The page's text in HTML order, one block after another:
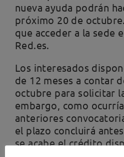
nueva ayuda podrán
próximo 20 de
que acceder a la sede
Red.es.
Los interesados
de 12 meses a contar
octubre para solicitar
embargo, como
anteriores
el plazo concluirá
se acabe el crédito